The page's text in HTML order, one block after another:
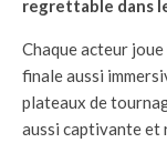
regrettable dans
Chaque acteur
finale aussi
plateaux de
aussi captivante et